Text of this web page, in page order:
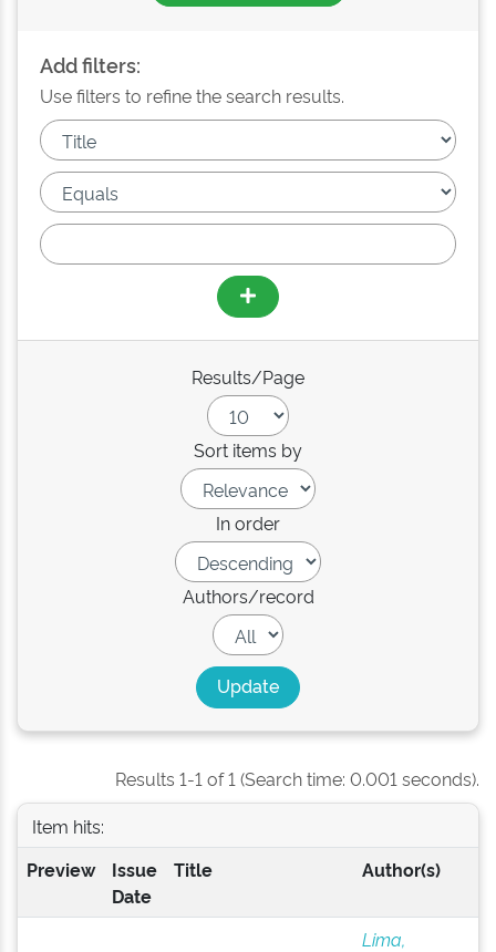
Add filters:
Use filters to refine the search results.
Results/Page
Sort items by
In order
Authors/record
Results 1-1 of 1 (Search time: 0.001 seconds).
Item hits:
Preview
Issue
Date
Title Author(s)
Lima,